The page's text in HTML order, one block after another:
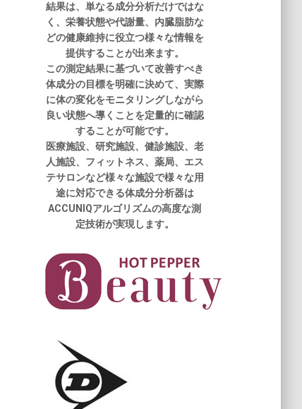
結果は、単なる成分分析だけではな
く、栄養状態や代謝量、内臓脂肪な
どの健康維持に役立つ様々な情報を
提供することが出来ます。
この測定結果に基づいて改善すべき
体成分の目標を明確に決めて、実際
に体の変化をモニタリングしながら
良い状態へ導くことを定量的に確認
することが可能です。
医療施設、研究施設、健診施設、老
人施設、フィットネス、薬局、エス
テサロンなど様々な施設で様々な用
途に対応できる体成分分析器は
ACCUNIQアルゴリズムの高度な測
定技術が実現します。